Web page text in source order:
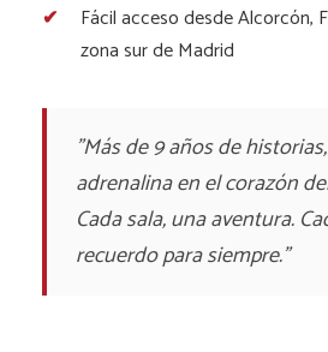
Fácil acceso desde Alcorcón,
zona sur de Madrid
"Más de 9 años de
adrenalina en el corazón
Cada sala, una aventura.
recuerdo para siempre."